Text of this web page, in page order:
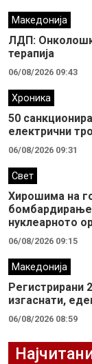
Македонија
ЛДП:
терапија
06/08/2026 09:43
Хроника
50
електрични
06/08/2026 09:31
Свет
Хирошима на
бомбардирање
нуклеарното
06/08/2026 09:15
Македонија
Регистрирани
изгаснати,
06/08/2026 08:59